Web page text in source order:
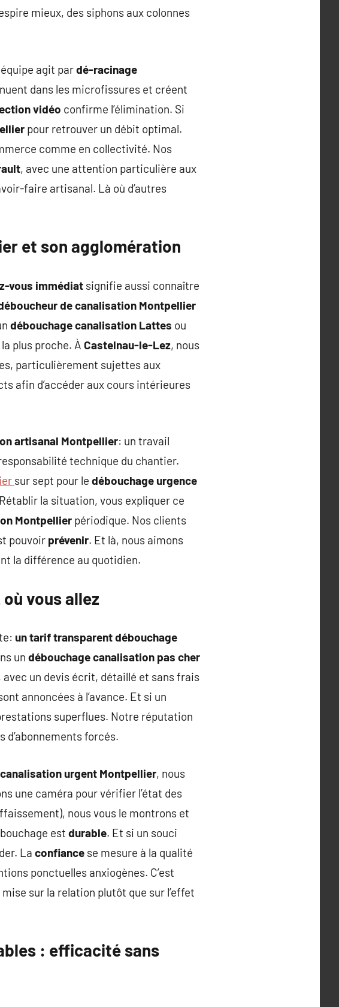
mieux, des siphons aux colonnes
agit pardé-racinage
dans les microfissures et créent
vidéo confirme l’élimination. Si
pour retrouver un débit optimal.
comme en collectivité. Nos
, avec une attention particulière aux
faire artisanal. Là où d’autres
et son agglomération
vous immédiat signifie aussi connaître
de canalisation Montpellier
débouchage canalisation Lattes ou
plus proche. À Castelnau-le-Lez, nous
particulièrement sujettes aux
afin d’accéder aux cours intérieures
artisanal Montpellier: un travail
technique du chantier.
sur sept pour le débouchage urgence
la situation, vous expliquer ce
Montpellier périodique. Nos clients
pouvoir prévenir. Et là, nous aimons
la différence au quotidien.
vous allez
un tarif transparent débouchage
un débouchage canalisation pas cher
avec un devis écrit, détaillé et sans frais
annoncées à l’avance. Et si un
superflues. Notre réputation
d’abonnements forcés.
urgent Montpellier, nous
une caméra pour vérifier l’état des
nous vous le montrons et
est durable. Et si un souci
La confiance se mesure à la qualité
ponctuelles anxiogènes. C’est
mise sur la relation plutôt que sur l’effet
: efficacité sans